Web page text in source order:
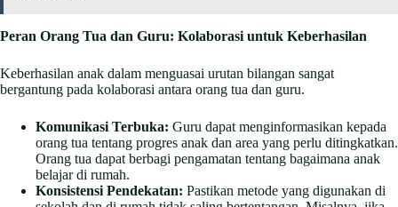
Peran Orang Tua dan Guru: Kolaborasi untuk Keberhasilan
Keberhasilan anak dalam menguasai urutan bilangan sangat
bergantung pada kolaborasi antara orang tua dan guru.
Komunikasi Terbuka: Guru dapat menginformasikan kepada
orang tua tentang progres anak dan area yang perlu ditingkatkan.
Orang tua dapat berbagi pengamatan tentang bagaimana anak
belajar di rumah.
Konsistensi Pendekatan: Pastikan metode yang digunakan di